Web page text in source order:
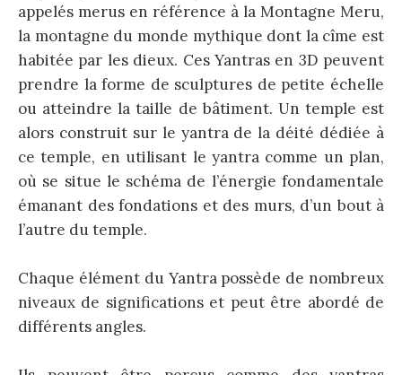
appelés merus en référence à la Montagne Meru,
la montagne du monde mythique dont la cîme est
habitée par les dieux. Ces Yantras en 3D peuvent
prendre la forme de sculptures de petite échelle
ou atteindre la taille de bâtiment. Un temple est
alors construit sur le yantra de la déité dédiée à
ce temple, en utilisant le yantra comme un plan,
où se situe le schéma de l’énergie fondamentale
émanant des fondations et des murs, d’un bout à
l’autre du temple.
Chaque élément du Yantra possède de nombreux
niveaux de significations et peut être abordé de
différents angles.